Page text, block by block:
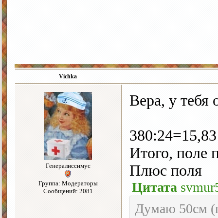
Vichka
Генералиссимус
Группа: Модераторы
Сообщений: 2081
Вера, у
Итого, поле
Плюс поля
Цитата
Думаю 50см